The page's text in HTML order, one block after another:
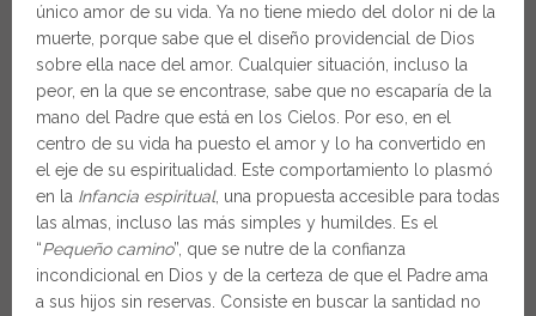
único amor de su vida. Ya no tiene miedo del dolor ni de la
muerte, porque sabe que el diseño providencial de Dios
sobre ella nace del amor. Cualquier situación, incluso la
peor, en la que se encontrase, sabe que no escaparía de la
mano del Padre que está en los Cielos. Por eso, en el
centro de su vida ha puesto el amor y lo ha convertido en
el eje de su espiritualidad. Este comportamiento lo plasmó
en la Infancia espiritual, una propuesta accesible para todas
las almas, incluso las más simples y humildes. Es el
“Pequeño camino”, que se nutre de la confianza
incondicional en Dios y de la certeza de que el Padre ama
a sus hijos sin reservas. Consiste en buscar la santidad no